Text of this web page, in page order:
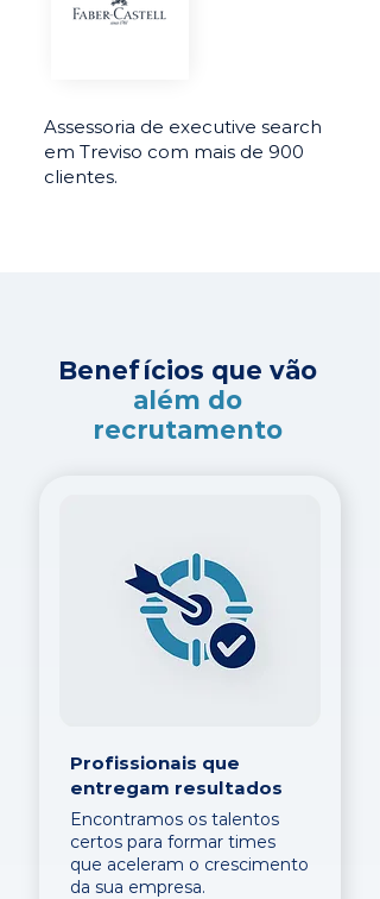
Assessoria de executive search
em Treviso com mais de 900
clientes.
Benefícios que vão
além do
recrutamento
Profissionais que
entregam resultados
Encontramos os talentos
certos para formar times
que aceleram o crescimento
da sua empresa.